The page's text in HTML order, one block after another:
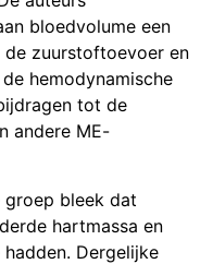
bloedvolume een
de zuurstoftoevoer en
hemodynamische
tot de
andere ME-
groep bleek dat
hartmassa en
hadden. Dergelijke